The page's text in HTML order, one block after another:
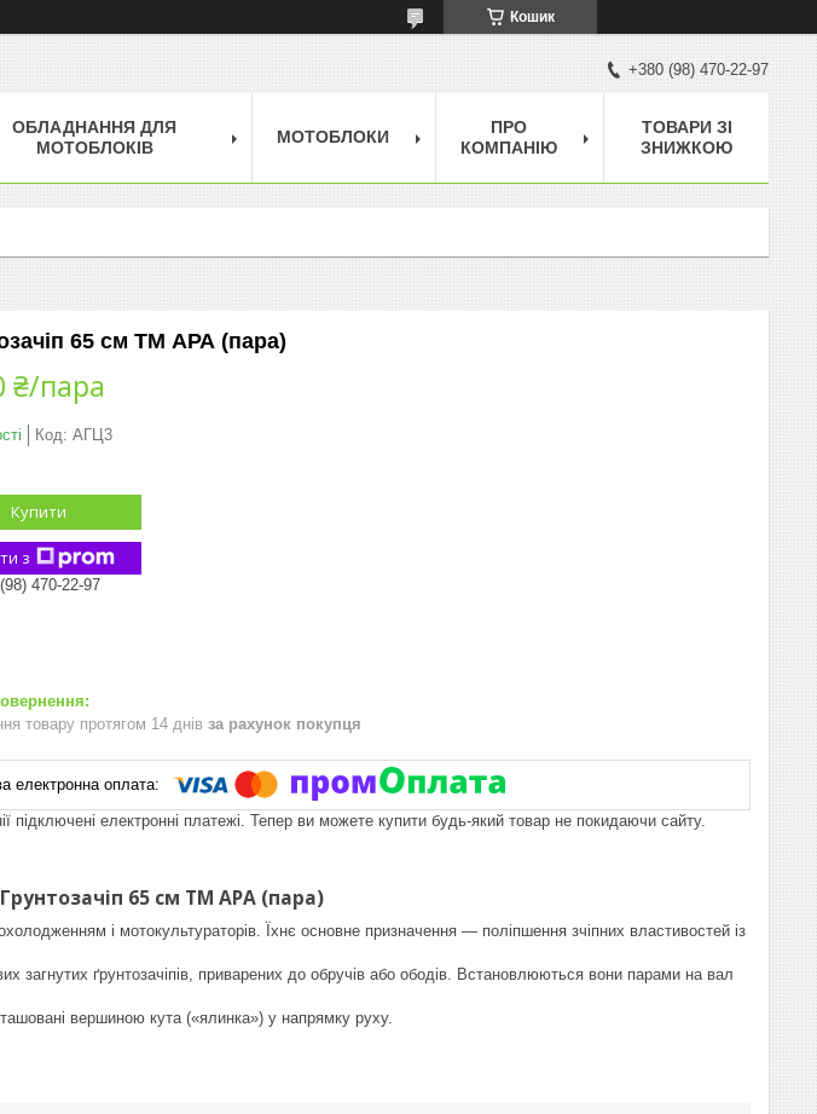
Кошик
+380 (98) 470-22-97
ОБЛАДНАННЯ ДЛЯ
МОТОБЛОКІВ
МОТОБЛОКИ
ПРО
КОМПАНІЮ
ТОВАРИ ЗІ
ЗНИЖКОЮ
65 см ТМ АРА (пара)
₴/пара
Код: АГЦ3
Купити
з
470-22-97
товару протягом 14 днів за рахунок покупця
підключені електронні платежі. Тепер ви можете купити будь-який товар не покидаючи сайту.
Грунтозачіп 65 см ТМ АРА (пара)
і мотокультураторів. Їхнє основне призначення — поліпшення зчіпних властивостей із
загнутих ґрунтозачіпів, приварених до обручів або ободів. Встановлюються вони парами на вал
вершиною кута («ялинка») у напрямку руху.